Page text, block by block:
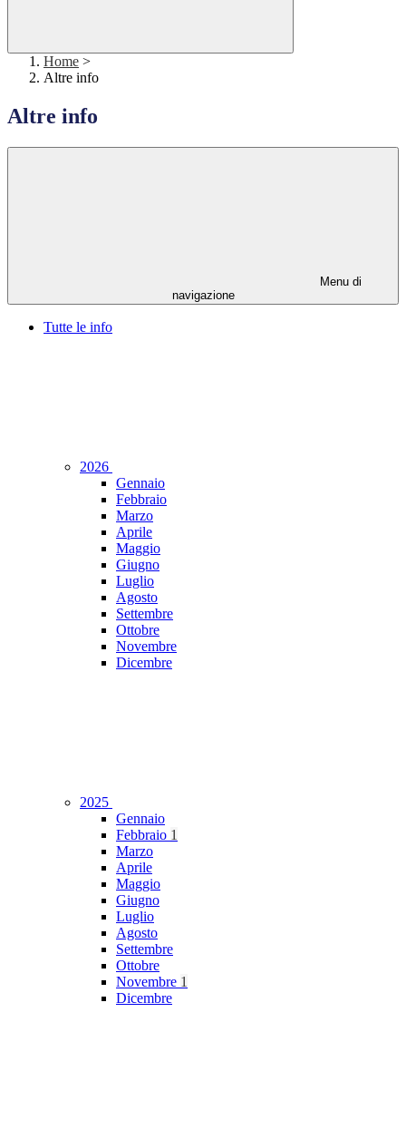
Home >
Altre info
Altre info
Menu di
navigazione
Tutte le info
2026
Gennaio
Febbraio
Marzo
Aprile
Maggio
Giugno
Luglio
Agosto
Settembre
Ottobre
Novembre
Dicembre
2025
Gennaio
Febbraio 1
Marzo
Aprile
Maggio
Giugno
Luglio
Agosto
Settembre
Ottobre
Novembre 1
Dicembre